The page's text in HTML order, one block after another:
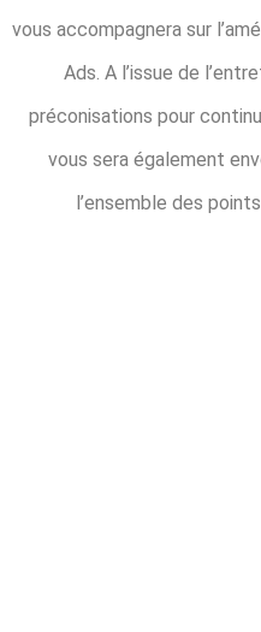
vous accompagnera sur
Ads. A l’issue de
préconisations pour
vous sera également
l’ensemble des